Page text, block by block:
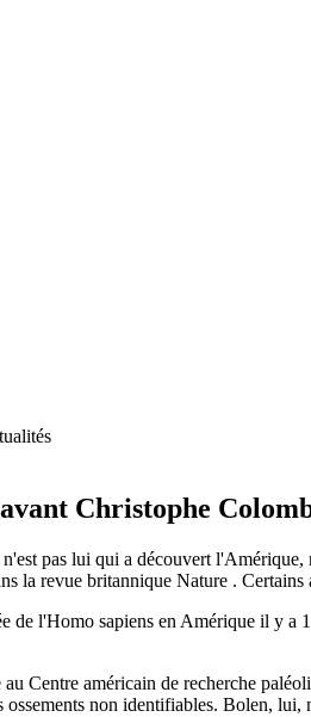
Christophe
pas lui qui a découvert
la revue britannique Nature .
de l'Homo sapiens en Amérique il y
Centre américain de recherche
non identifiables. Bolen,